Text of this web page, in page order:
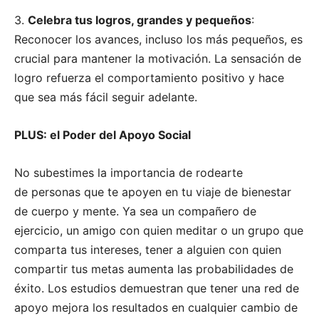
3. Celebra tus logros, grandes y pequeños:
Reconocer los avances, incluso los más pequeños, es
crucial para mantener la motivación. La sensación de
logro refuerza el comportamiento positivo y hace
que sea más fácil seguir adelante.
PLUS: el Poder del Apoyo Social
No subestimes la importancia de rodearte
de personas que te apoyen en tu viaje de bienestar
de cuerpo y mente. Ya sea un compañero de
ejercicio, un amigo con quien meditar o un grupo que
comparta tus intereses, tener a alguien con quien
compartir tus metas aumenta las probabilidades de
éxito. Los estudios demuestran que tener una red de
apoyo mejora los resultados en cualquier cambio de